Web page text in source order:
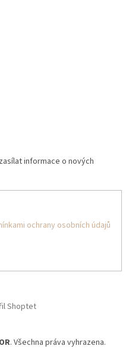
informace o nových
ochrany osobních údajů
Shoptet
. Všechna práva vyhrazena.